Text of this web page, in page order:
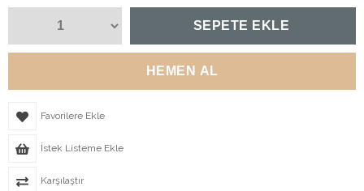
Favorilere Ekle
İstek Listeme Ekle
Karşılaştır